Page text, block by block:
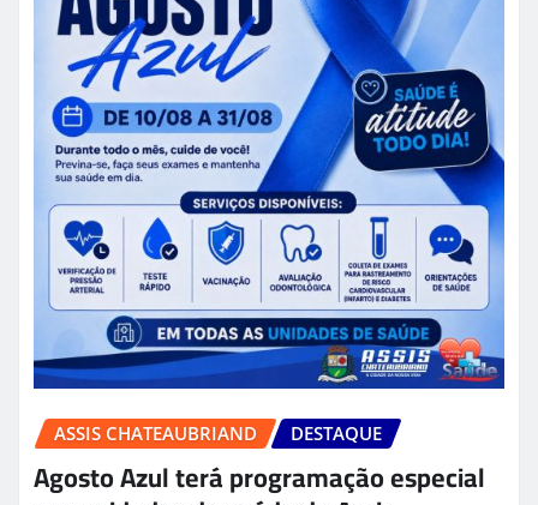
ASSIS CHATEAUBRIAND DESTAQUE
Agosto Azul terá programação especial